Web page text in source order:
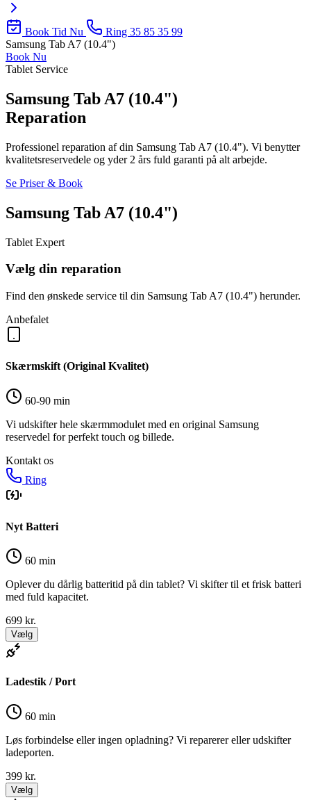
Book Tid Nu
Ring 35 85 35 99
Samsung Tab A7 (10.4")
Book Nu
Tablet Service
Samsung Tab A7 (10.4")
Reparation
Professionel reparation af din Samsung Tab A7 (10.4"). Vi benytter
kvalitetsreservedele og yder 2 års fuld garanti på alt arbejde.
Se Priser & Book
Samsung Tab A7 (10.4")
Tablet Expert
Vælg din reparation
Find den ønskede service til din Samsung Tab A7 (10.4") herunder.
Anbefalet
Skærmskift (Original Kvalitet)
60-90 min
Vi udskifter hele skærmmodulet med en original Samsung
reservedel for perfekt touch og billede.
Kontakt os
Ring
Nyt Batteri
60 min
Oplever du dårlig batteritid på din tablet? Vi skifter til et frisk batteri
med fuld kapacitet.
699 kr.
Vælg
Ladestik / Port
60 min
Løs forbindelse eller ingen opladning? Vi reparerer eller udskifter
ladeporten.
399 kr.
Vælg